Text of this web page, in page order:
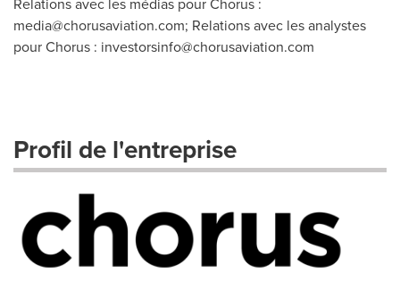
media@chorusaviation.com; Relations avec les analystes
pour Chorus : investorsinfo@chorusaviation.com
Profil de l'entreprise